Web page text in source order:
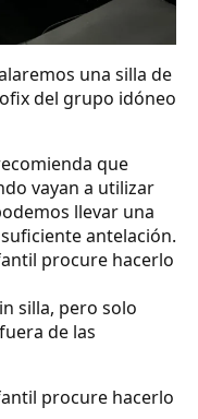
una silla de
del grupo idóneo
que
vayan a utilizar
llevar una
antelación.
procure hacerlo
silla, pero solo
de las
procure hacerlo